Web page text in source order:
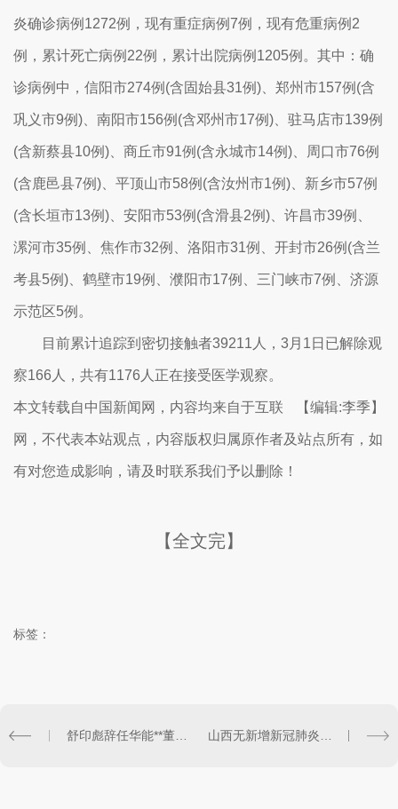
炎确诊病例1272例，现有重症病例7例，现有危重病例2
例，累计死亡病例22例，累计出院病例1205例。其中：确
诊病例中，信阳市274例(含固始县31例)、郑州市157例(含
巩义市9例)、南阳市156例(含邓州市17例)、驻马店市139例
(含新蔡县10例)、商丘市91例(含永城市14例)、周口市76例
(含鹿邑县7例)、平顶山市58例(含汝州市1例)、新乡市57例
(含长垣市13例)、安阳市53例(含滑县2例)、许昌市39例、
漯河市35例、焦作市32例、洛阳市31例、开封市26例(含兰
考县5例)、鹤壁市19例、濮阳市17例、三门峡市7例、济源
示范区5例。
目前累计追踪到密切接触者39211人，3月1日已解除观
察166人，共有1176人正在接受医学观察。
【编辑:李季】
本文转载自中国新闻网，内容均来自于互联
网，不代表本站观点，内容版权归属原作者及站点所有，如
有对您造成影响，请及时联系我们予以删除！
【全文完】
标签：